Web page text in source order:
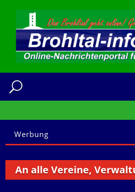
Werbung
alle Vereine,